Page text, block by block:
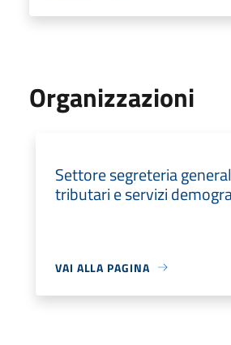
Organizzazioni
Settore segreteria
tributari e servizi
VAI ALLA PAGINA